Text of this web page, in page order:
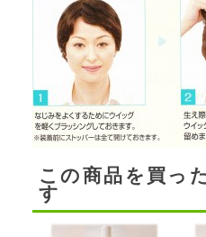
この商品を買っ
す